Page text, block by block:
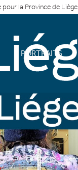
la Province de Liège
PORTRAITS